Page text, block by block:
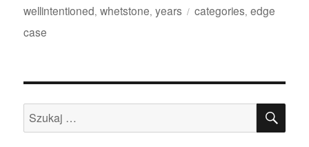
wellintentioned,whetstone,years Tagi
categories,edge
case
Szukaj: